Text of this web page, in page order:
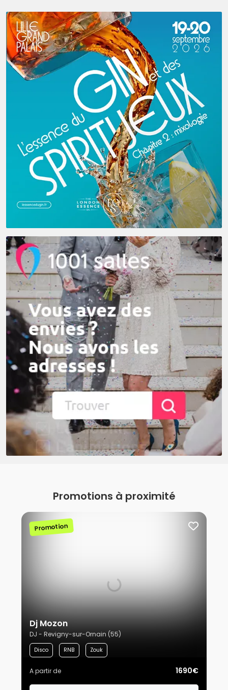
Promotions à proximité
Promotion
Dj Mozon
DJ - Revigny-sur-Ornain (55)
Disco RNB Zouk
A partir de 1690€